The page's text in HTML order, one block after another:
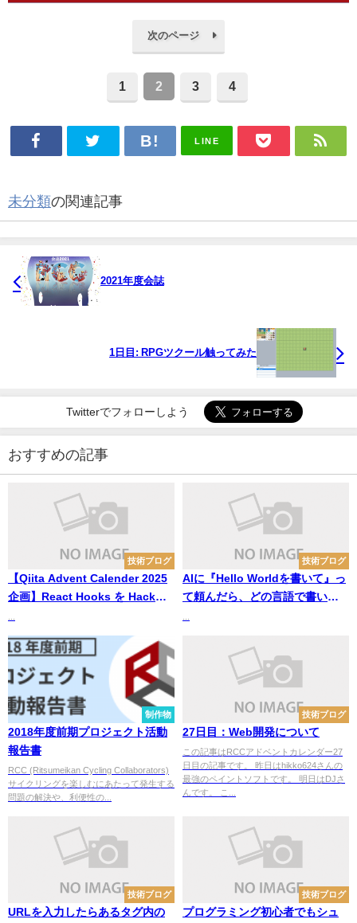
次のページ
1 2 3 4
LINE
未分類の関連記事
2021年度会誌
1日目: RPGツクール触ってみた
Twitterでフォローしよう
おすすめの記事
技術ブログ
【Qiita Advent Calender 2025
企画】React Hooks を Hackし
ってみよう！】
技術ブログ
AIに『Hello Worldを書いて』っ
て頼んだら、どの言語で書いて
制作物
2018年度前期プロジェクト活動
報告書
RCC (Ritsumeikan Cycling Collaborators)
サイクリングを楽しむにあたって発生する
問題の解決や、利便性の...
技術ブログ
27日目：Web開発について
この記事はRCCアドベントカレンダー27
日目の記事です。 昨日はhikko624さんの
最強のペイントソフトです。 明日はDJさ
んです。 こ...
技術ブログ
URLを入力したらあるタグ内の
技術ブログ
プログラミング初心者でもシュ